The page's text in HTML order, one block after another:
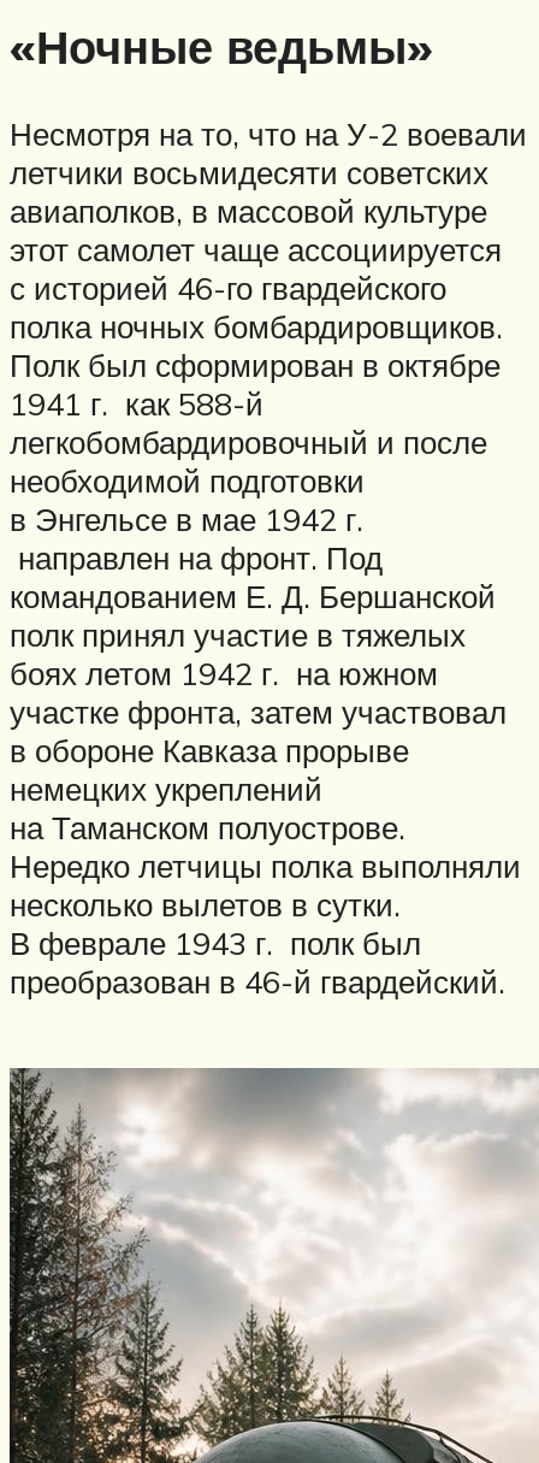
«Ночные ведьмы»
Несмотря на то, что на У-2 воевали
летчики восьмидесяти советских
авиаполков, в массовой культуре
этот самолет чаще ассоциируется
с историей 46-го гвардейского
полка ночных бомбардировщиков.
Полк был сформирован в октябре
1941 г. как 588-й
легкобомбардировочный и после
необходимой подготовки
в Энгельсе в мае 1942 г.
направлен на фронт. Под
командованием Е. Д. Бершанской
полк принял участие в тяжелых
боях летом 1942 г. на южном
участке фронта, затем участвовал
в обороне Кавказа прорыве
немецких укреплений
на Таманском полуострове.
Нередко летчицы полка выполняли
несколько вылетов в сутки.
В феврале 1943 г. полк был
преобразован в 46-й гвардейский.